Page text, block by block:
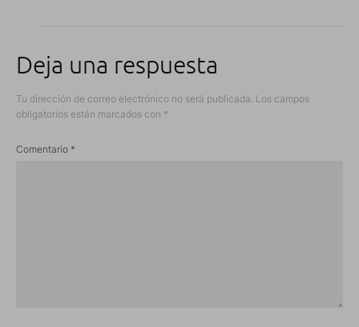
Deja una respuesta
Tu dirección de correo electrónico no será publicada. Los campos
obligatorios están marcados con *
Comentario *